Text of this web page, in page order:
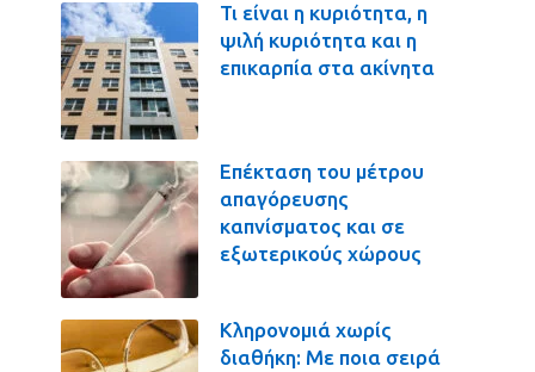
Τι είναι η κυριότητα, η
ψιλή κυριότητα και η
επικαρπία στα ακίνητα
Επέκταση του μέτρου
απαγόρευσης
καπνίσματος και σε
εξωτερικούς χώρους
Κληρονομιά χωρίς
διαθήκη: Με ποια σειρά